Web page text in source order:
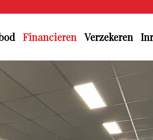
Financieren Verzekeren